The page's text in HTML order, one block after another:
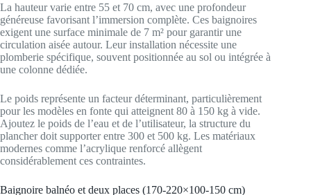
La hauteur varie entre 55 et 70 cm, avec une profondeur
généreuse favorisant l’immersion complète. Ces baignoires
exigent une surface minimale de 7 m² pour garantir une
circulation aisée autour. Leur installation nécessite une
plomberie spécifique, souvent positionnée au sol ou intégrée à
une colonne dédiée.
Le poids représente un facteur déterminant, particulièrement
pour les modèles en fonte qui atteignent 80 à 150 kg à vide.
Ajoutez le poids de l’eau et de l’utilisateur, la structure du
plancher doit supporter entre 300 et 500 kg. Les matériaux
modernes comme l’acrylique renforcé allègent
considérablement ces contraintes.
Baignoire balnéo et deux places (170-220×100-150 cm)